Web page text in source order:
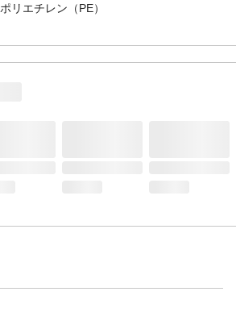
ポリエチレン（PE）